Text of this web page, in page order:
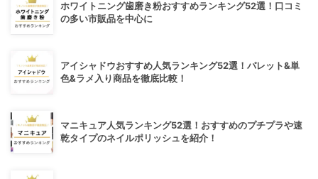
ホワイトニング歯磨き粉おすすめランキング52選！口コミ
の多い市販品を中心に
アイシャドウおすすめ人気ランキング52選！パレット&単
色&ラメ入り商品を徹底比較！
マニキュア人気ランキング52選！おすすめのプチプラや速
乾タイプのネイルポリッシュを紹介！